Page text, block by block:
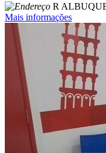
R
Mais informações